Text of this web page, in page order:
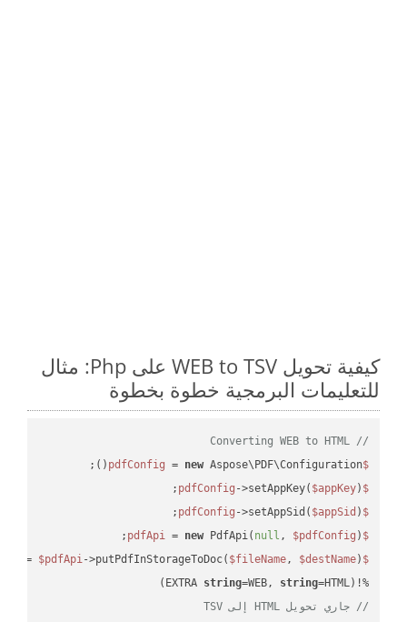
كيفية تحويل WEB to TSV على Php: مثال
للتعليمات البرمجية خطوة بخطوة
// Converting WEB to HTML
$pdfConfig
= new Aspose\PDF\Configuration();
$pdfConfig
->setAppKey( $appKey);
$pdfConfig
->setAppSid( $appSid );
$pdfApi
= new PdfApi( null , $pdfConfig );
$response
= $pdfApi->putPdfInStorageToDoc( $fileName, $destName
%!(EXTRA
string=WEB, string=HTML)
// جاري تحويل HTML إلى TSV